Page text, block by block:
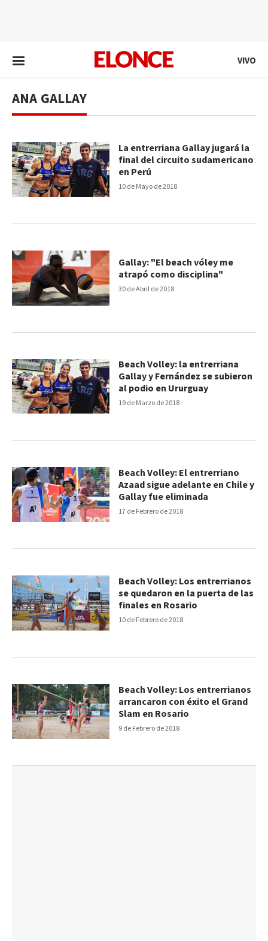
VIVO
ANA GALLAY
10 de Mayo de 2018
La entrerriana Gallay jugará la
final del circuito sudamericano
en Perú
30 de Abril de 2018
Gallay: "El beach vóley me
atrapó como disciplina"
19 de Marzo de 2018
Beach Volley: la entrerriana
Gallay y Fernández se subieron
al podio en Ururguay
17 de Febrero de 2018
Beach Volley: El entrerriano
Azaad sigue adelante en Chile y
Gallay fue eliminada
10 de Febrero de 2018
Beach Volley: Los entrerrianos
se quedaron en la puerta de las
finales en Rosario
9 de Febrero de 2018
Beach Volley: Los entrerrianos
arrancaron con éxito el Grand
Slam en Rosario